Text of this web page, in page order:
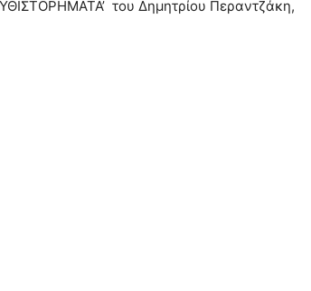
του Δημητρίου Περαντζάκη,